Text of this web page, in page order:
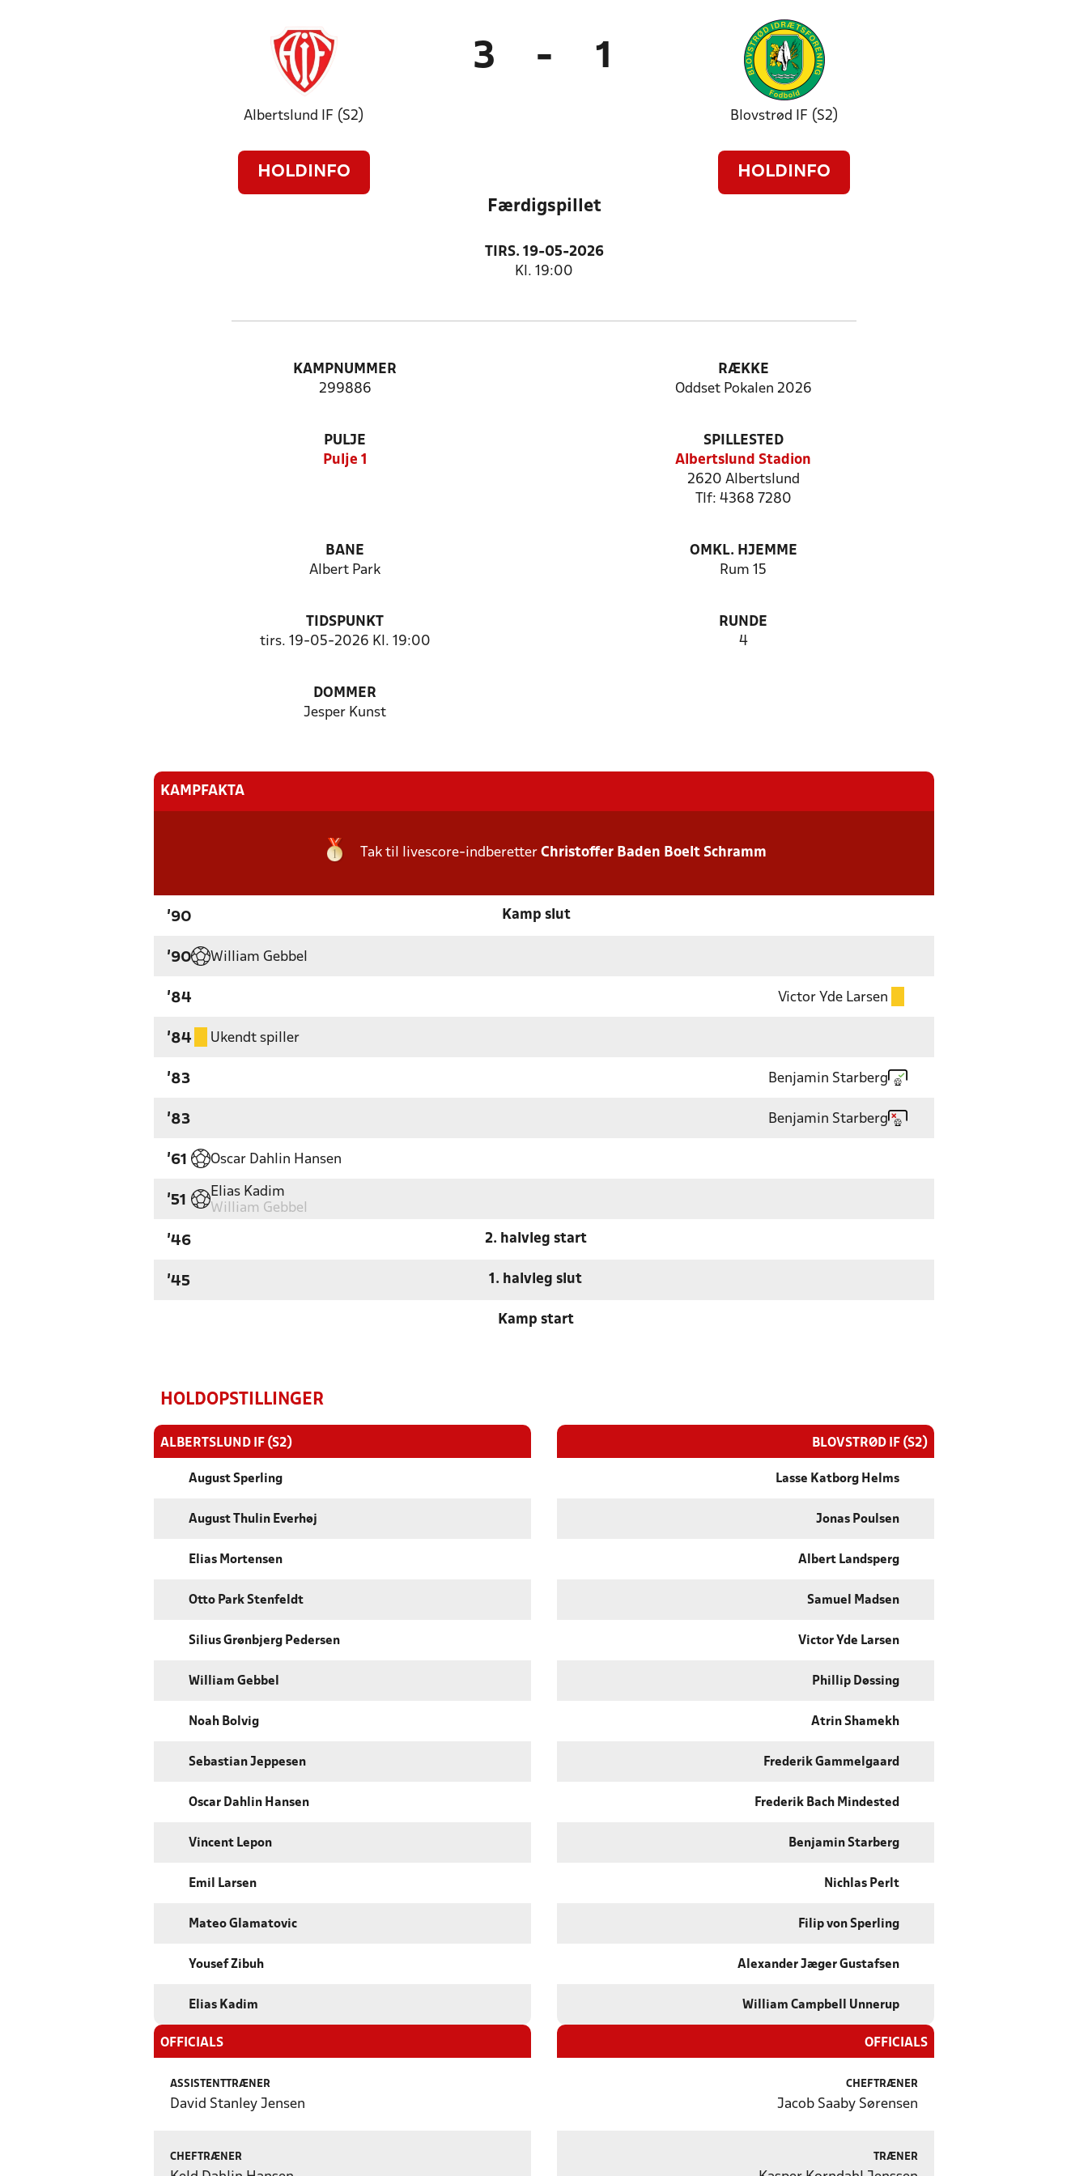
Albertslund IF (S2)
HOLDINFO
3 - 1
Blovstrød IF (S2)
HOLDINFO
Færdigspillet
TIRS. 19-05-2026
Kl. 19:00
KAMPNUMMER
299886
RÆKKE
Oddset Pokalen 2026
PULJE
Pulje 1
SPILLESTED
Albertslund Stadion
2620 Albertslund
Tlf: 4368 7280
BANE
Albert Park
OMKL. HJEMME
Rum 15
TIDSPUNKT
tirs. 19-05-2026 Kl. 19:00
RUNDE
4
DOMMER
Jesper Kunst
KAMPFAKTA
Tak til livescore-indberetter Christoffer Baden Boelt Schramm
'90 Kamp slut
'90 William Gebbel
'84 Victor Yde Larsen
'84 Ukendt spiller
'83 Benjamin Starberg
'83 Benjamin Starberg
'61 Oscar Dahlin Hansen
'51
Elias Kadim
William Gebbel
'46 2. halvleg start
'45 1. halvleg slut
Kamp start
HOLDOPSTILLINGER
ALBERTSLUND IF (S2)
August Sperling
August Thulin Everhøj
Elias Mortensen
Otto Park Stenfeldt
Silius Grønbjerg Pedersen
William Gebbel
Noah Bolvig
Sebastian Jeppesen
Oscar Dahlin Hansen
Vincent Lepon
Emil Larsen
Mateo Glamatovic
Yousef Zibuh
Elias Kadim
OFFICIALS
ASSISTENTTRÆNER
David Stanley Jensen
CHEFTRÆNER
BLOVSTRØD IF (S2)
Lasse Katborg Helms
Jonas Poulsen
Albert Landsperg
Samuel Madsen
Victor Yde Larsen
Phillip Døssing
Atrin Shamekh
Frederik Gammelgaard
Frederik Bach Mindested
Benjamin Starberg
Nichlas Perlt
Filip von Sperling
Alexander Jæger Gustafsen
William Campbell Unnerup
OFFICIALS
CHEFTRÆNER
Jacob Saaby Sørensen
TRÆNER